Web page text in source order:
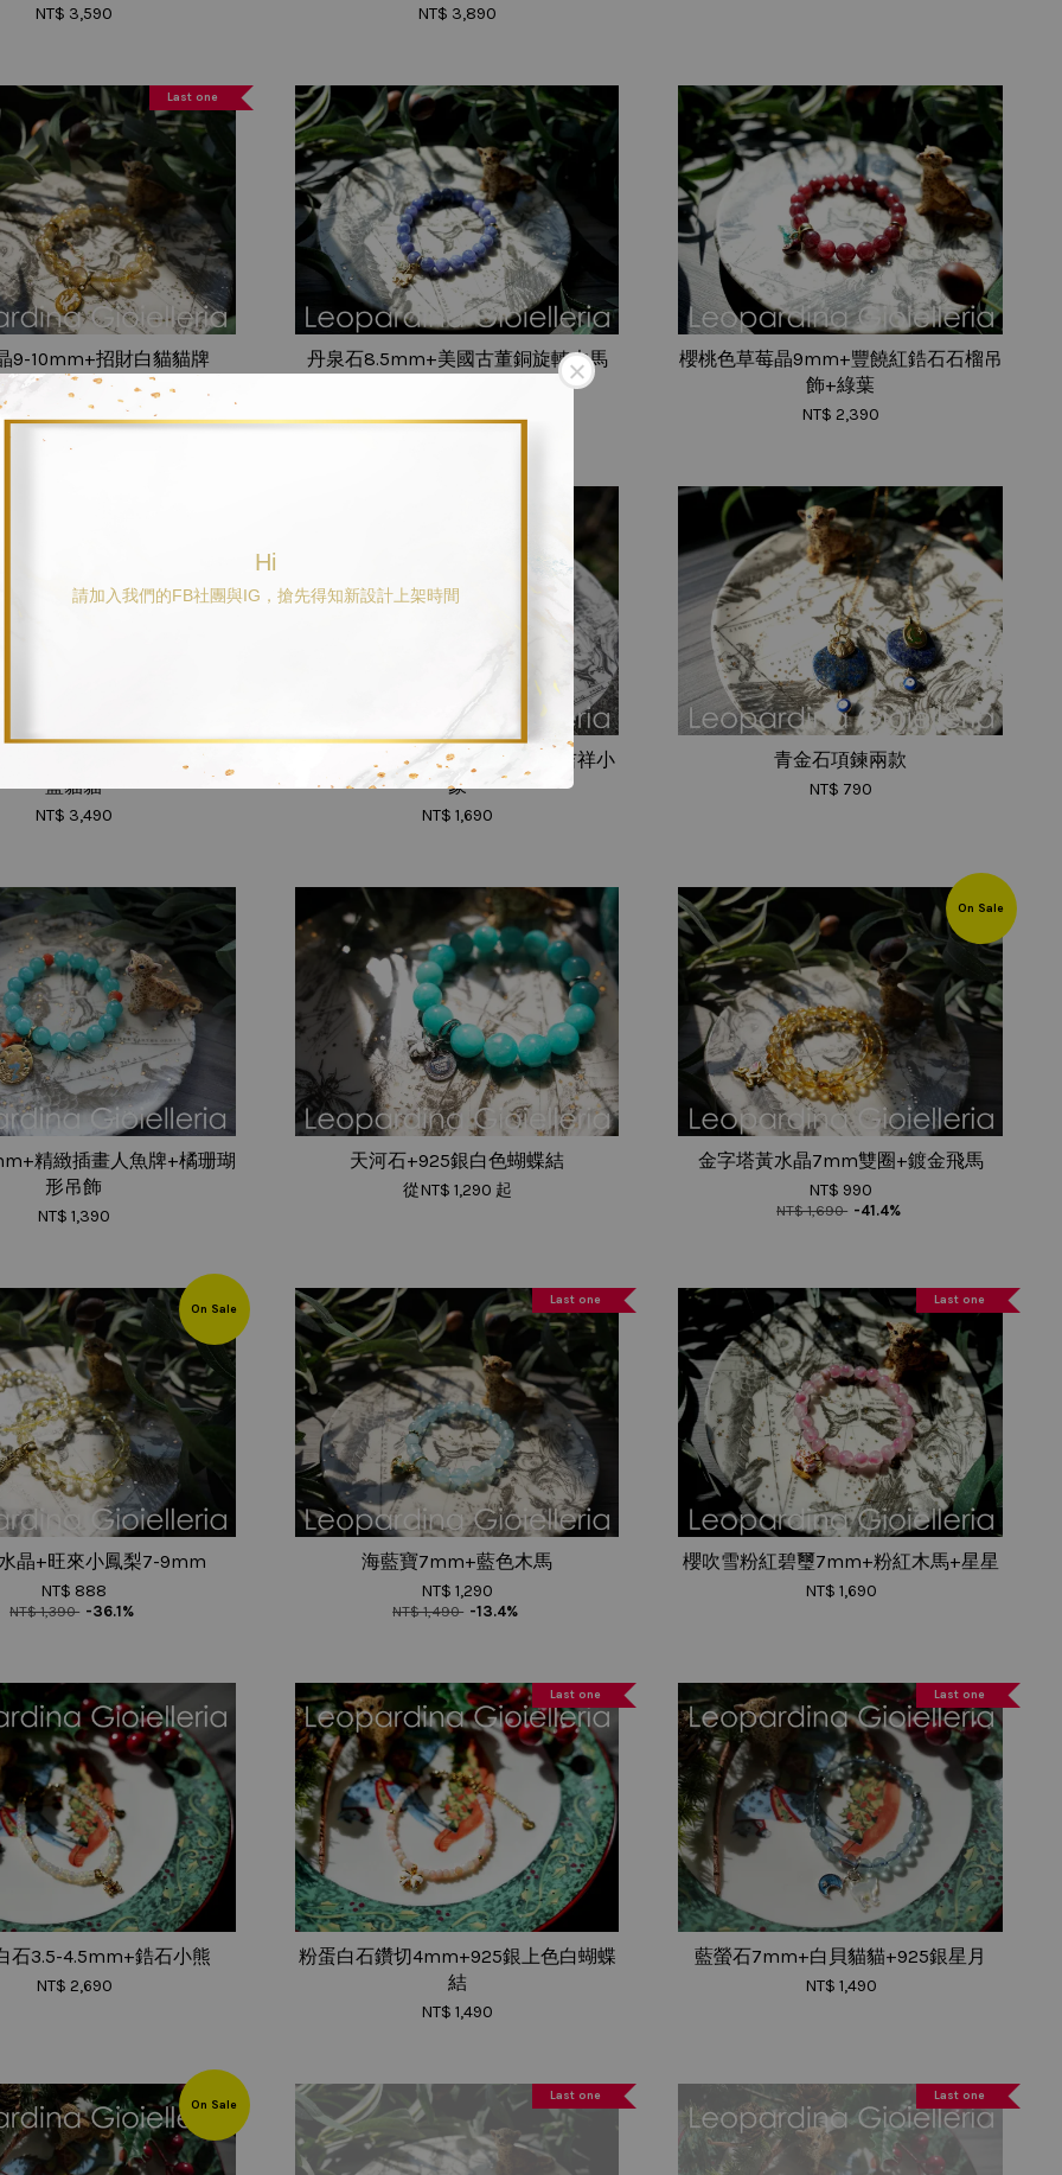
Hi
請加入我們的FB社團與IG，搶先得知新設計上架時間
NT$ 3,590 NT$ 3,890
Last one
9-10mm+招財白貓貓牌
NT$ 3,990
丹泉石8.5mm+美國古董銅旋轉木馬
NT$ 2,690
櫻桃色草莓晶9mm+豐饒紅鋯石石榴吊
飾+綠葉
NT$ 2,390
桶形珠8x10mm+捷克琉璃
藍貓貓
NT$ 3,490
濃郁綠玉瓍6mm+菱錳礦+琺琅吉祥小
象
NT$ 1,690
青金石項鍊兩款
NT$ 790
精緻插畫人魚牌+橘珊瑚
形吊飾
NT$ 1,390
天河石+925銀白色蝴蝶結
從NT$ 1,290 起
On Sale
金字塔黃水晶7mm雙圈+鍍金飛馬
NT$ 990
NT$ 1,690 -41.4%
On Sale
晶+旺來小鳳梨7-9mm
NT$ 888
NT$ 1,390 -36.1%
Last one
海藍寶7mm+藍色木馬
NT$ 1,290
NT$ 1,490 -13.4%
Last one
櫻吹雪粉紅碧璽7mm+粉紅木馬+星星
NT$ 1,690
石3.5-4.5mm+鋯石小熊
NT$ 2,690
Last one
粉蛋白石鑽切4mm+925銀上色白蝴蝶
結
NT$ 1,490
Last one
藍螢石7mm+白貝貓貓+925銀星月
NT$ 1,490
On Sale
Last one Last one